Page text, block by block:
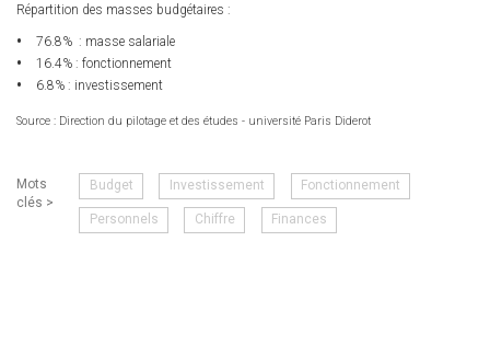
Répartition des masses budgétaires :
76.8% : masse salariale
16.4% : fonctionnement
6.8% : investissement
Source : Direction du pilotage et des études - université Paris Diderot
Mots
clés >
Budget Investissement Fonctionnement
Personnels Chiffre Finances